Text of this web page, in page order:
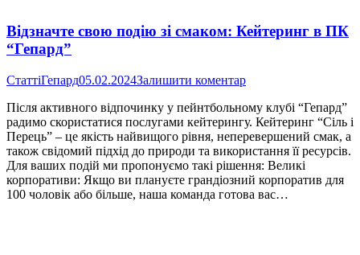
Відзначте свою подію зі смаком: Кейтеринг в ПК
“Гепард”
СтаттіГепард05.02.2024Залишити коментар
Після активного відпочинку у пейнтбольному клубі “Гепард”
радимо скористатися послугами кейтерингу. Кейтеринг “Сіль і
Перець” – це якість найвищого рівня, неперевершений смак, а
також свідомий підхід до природи та використання її ресурсів.
Для ваших подій ми пропонуємо такі рішення: Великі
корпоративи: Якщо ви плануєте грандіозний корпоратив для
100 чоловік або більше, наша команда готова вас…